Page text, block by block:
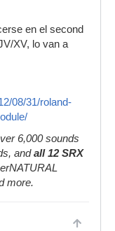
en el second
XV, lo van a
08/31/roland-
6,000 sounds
andall 12 SRX
more.